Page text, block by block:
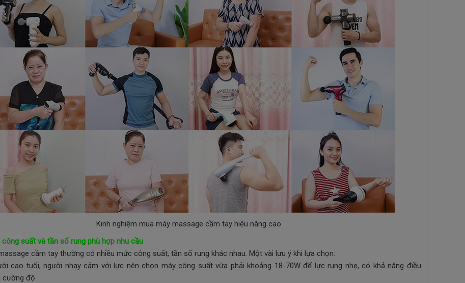
Kinh nghiệm mua máy massage cầm tay hiệu năng cao
công suất và tần số rung phù hợp nhu cầu
cầm tay thường có nhiều mức công suất, tần số rung khác nhau. Một vài lưu ý khi lựa chọn:
cao tuổi, người nhạy cảm với lực nên chọn máy công suất vừa phải khoảng 18-70W để lực rung nhẹ, có khả năng điều
cường độ.